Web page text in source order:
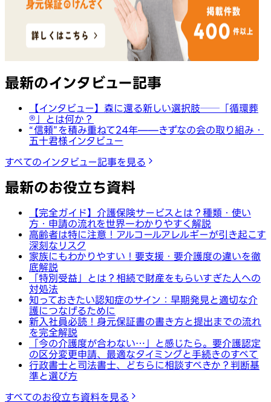
最新のインタビュー記事
【インタビュー】森に還る新しい選択肢──「循環葬
®︎」とは何か？
“信頼”を積み重ねて24年——きずなの会の取り組み・
五十君様インタビュー
すべてのインタビュー記事を見る
最新のお役立ち資料
【完全ガイド】介護保険サービスとは？種類・使い
方・申請の流れを世界一わかりやすく解説
高齢者は特に注意！アルコールアレルギーが引き起こす
深刻なリスク
家族にもわかりやすい！要支援・要介護度の違いを徹
底解説
「特別受益」とは？相続で財産をもらいすぎた人への
対処法
知っておきたい認知症のサイン：早期発見と適切な介
護につなげるために
新入社員必読！身元保証書の書き方と提出までの流れ
を完全解説
「今の介護度が合わない…」と感じたら。要介護認定
の区分変更申請、最適なタイミングと手続きのすべて
行政書士と司法書士、どちらに相談すべきか？判断基
準と選び方
すべてのお役立ち資料を見る